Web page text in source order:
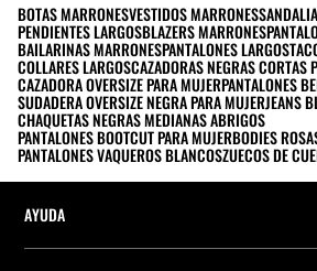
BOTAS MARRONESVESTIDOS MARRONES
PENDIENTES LARGOSBLAZERS MARRONES
BAILARINAS MARRONESPANTALONES LARGOS
COLLARES LARGOSCAZADORAS NEGRAS CORTAS
CAZADORA OVERSIZE PARA MUJERPANTALONES
SUDADERA OVERSIZE NEGRA PARA MUJERJEANS
CHAQUETAS NEGRAS MEDIANAS ABRIGOS
PANTALONES BOOTCUT PARA MUJERBODIES
PANTALONES VAQUEROS BLANCOSZUECOS DE
AYUDA